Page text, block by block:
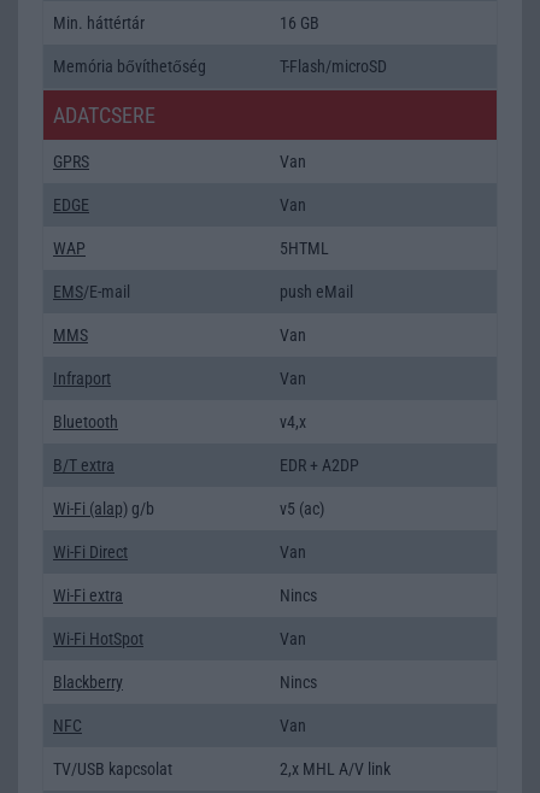
Min. háttértár 16 GB
Memória bővíthetőség T-Flash/microSD
ADATCSERE
GPRS Van
EDGE Van
WAP 5HTML
EMS/E-mail push eMail
MMS Van
Infraport Van
Bluetooth v4,x
B/T extra EDR + A2DP
Wi-Fi (alap) g/b v5 (ac)
Wi-Fi Direct Van
Wi-Fi extra Nincs
Wi-Fi HotSpot Van
Blackberry Nincs
NFC Van
TV/USB kapcsolat 2,x MHL A/V link